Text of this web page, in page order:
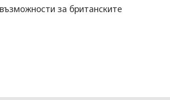
за британските